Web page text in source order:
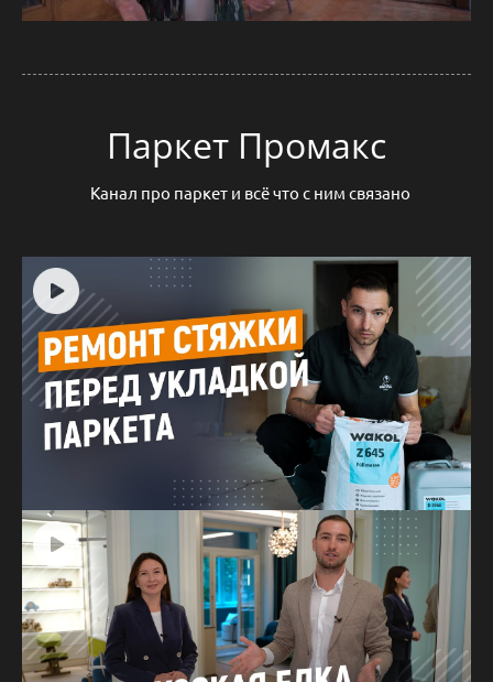
Паркет Промакс
Канал про паркет и всё что с ним связано